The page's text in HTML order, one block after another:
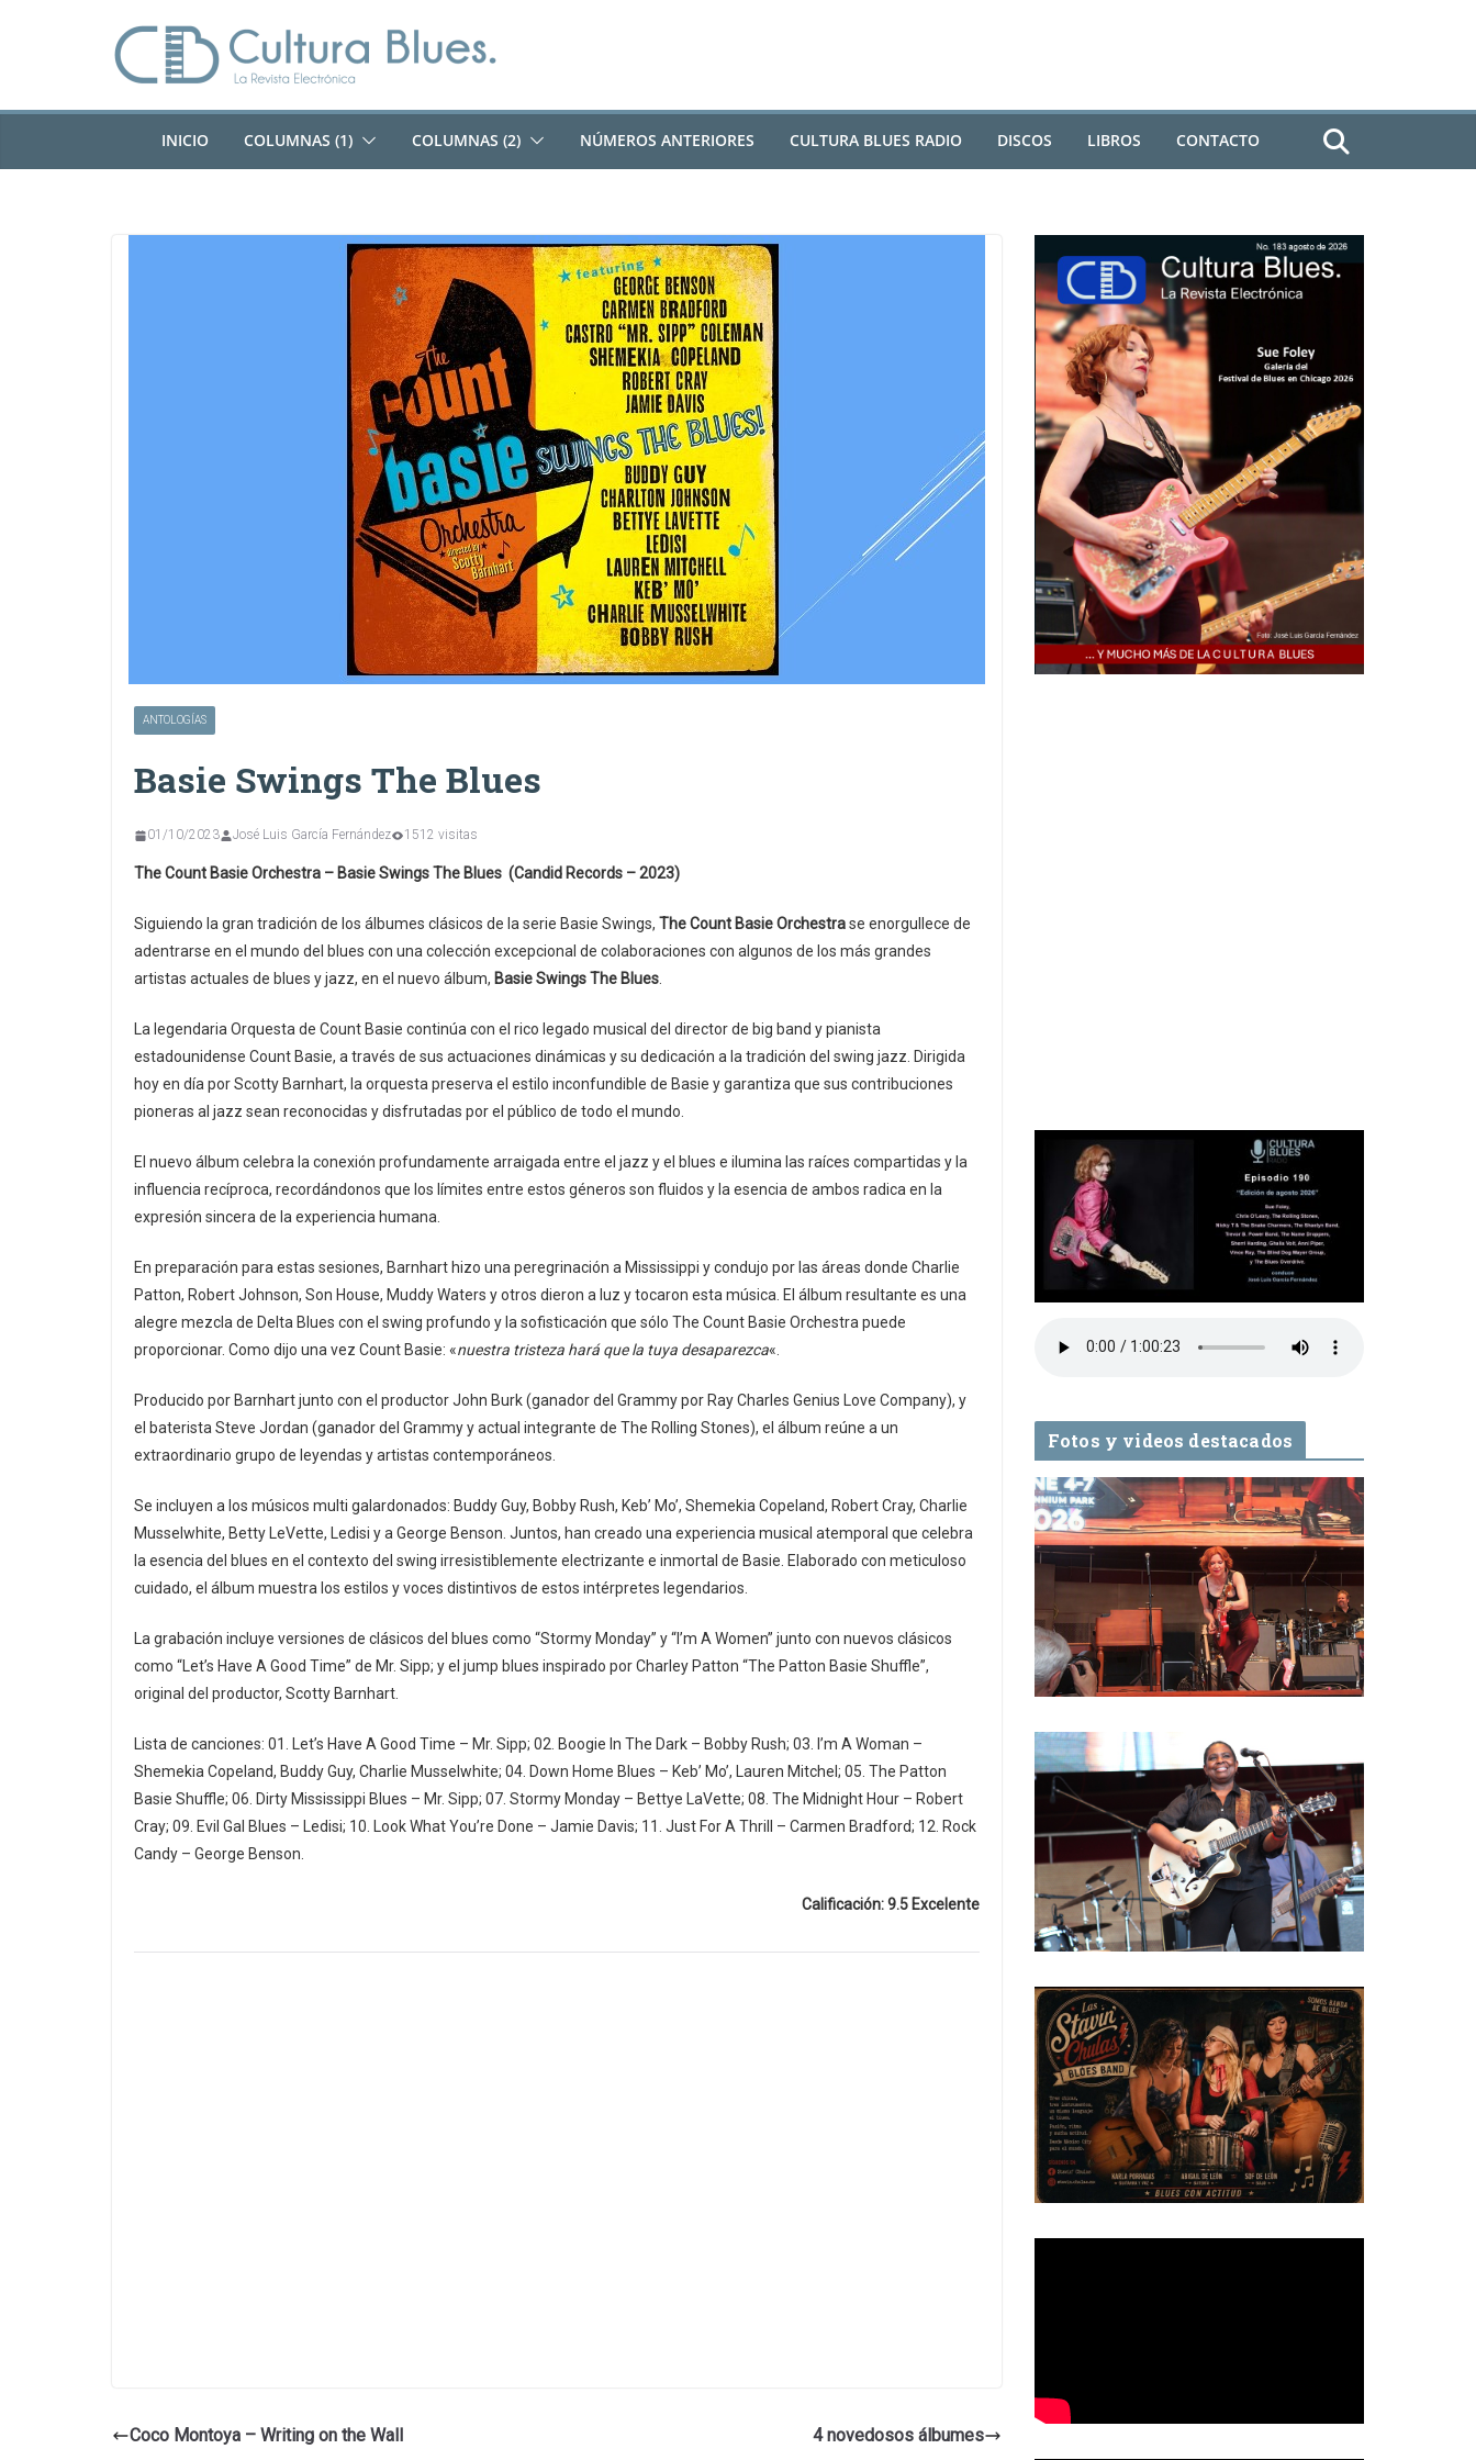
INICIO COLUMNAS (1) COLUMNAS (2) NÚMEROS ANTERIORES CULTURA BLUES RADIO DISCOS LIBROS CONTACTO
ANTOLOGÍAS
Basie Swings The Blues
01/10/2023 José Luis García Fernández 1512 visitas
The Count Basie Orchestra – Basie Swings The Blues (Candid Records – 2023)
Siguiendo la gran tradición de los álbumes clásicos de la serie Basie Swings, The Count Basie Orchestrase enorgullece de
adentrarse en el mundo del blues con una colección excepcional de colaboraciones con algunos de los más grandes
artistas actuales de blues y jazz, en el nuevo álbum, Basie Swings The Blues
La legendaria Orquesta de Count Basie continúa con el rico legado musical del director de big band y pianista
estadounidense Count Basie, a través de sus actuaciones dinámicas y su dedicación a la tradición del swing jazz. Dirigida
hoy en día por Scotty Barnhart, la orquesta preserva el estilo inconfundible de Basie y garantiza que sus contribuciones
pioneras al jazz sean reconocidas y disfrutadas por el público de todo el mundo.
El nuevo álbum celebra la conexión profundamente arraigada entre el jazz y el blues e ilumina las raíces compartidas y la
influencia recíproca, recordándonos que los límites entre estos géneros son fluidos y la esencia de ambos radica en la
expresión sincera de la experiencia humana.
En preparación para estas sesiones, Barnhart hizo una peregrinación a Mississippi y condujo por las áreas donde Charlie
Patton, Robert Johnson, Son House, Muddy Waters y otros dieron a luz y tocaron esta música. El álbum resultante es una
alegre mezcla de Delta Blues con el swing profundo y la sofisticación que sólo The Count Basie Orchestra puede
proporcionar. Como dijo una vez Count Basie: «nuestra tristeza hará que la tuya desaparezca«.
Producido por Barnhart junto con el productor John Burk (ganador del Grammy por Ray Charles Genius Love Company), y
el baterista Steve Jordan (ganador del Grammy y actual integrante de The Rolling Stones), el álbum reúne a un
extraordinario grupo de leyendas y artistas contemporáneos.
Se incluyen a los músicos multi galardonados: Buddy Guy, Bobby Rush, Keb’ Mo’, Shemekia Copeland, Robert Cray, Charlie
Musselwhite, Betty LeVette, Ledisi y a George Benson. Juntos, han creado una experiencia musical atemporal que celebra
la esencia del blues en el contexto del swing irresistiblemente electrizante e inmortal de Basie. Elaborado con meticuloso
cuidado, el álbum muestra los estilos y voces distintivos de estos intérpretes legendarios.
La grabación incluye versiones de clásicos del blues como “Stormy Monday” y “I’m A Women” junto con nuevos clásicos
como “Let’s Have A Good Time” de Mr. Sipp; y el jump blues inspirado por Charley Patton “The Patton Basie Shuffle”,
original del productor, Scotty Barnhart.
Lista de canciones: 01. Let’s Have A Good Time – Mr. Sipp; 02. Boogie In The Dark – Bobby Rush; 03. I’m A Woman –
Shemekia Copeland, Buddy Guy, Charlie Musselwhite; 04. Down Home Blues – Keb’ Mo’, Lauren Mitchel; 05. The Patton
Basie Shuffle; 06. Dirty Mississippi Blues – Mr. Sipp; 07. Stormy Monday – Bettye LaVette; 08. The Midnight Hour – Robert
Cray; 09. Evil Gal Blues – Ledisi; 10. Look What You’re Done – Jamie Davis; 11. Just For A Thrill – Carmen Bradford; 12. Rock
Candy – George Benson.
Calificación: 9.5 Excelente
Coco Montoya – Writing on the Wall 4 novedosos álbumes
Fotos y videos destacados